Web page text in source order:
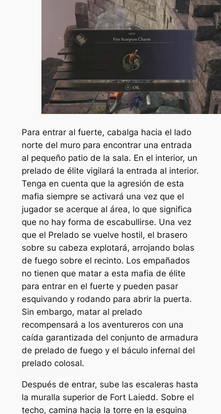
Para entrar al fuerte, cabalga hacia el lado
norte del muro para encontrar una entrada
al pequeño patio de la sala. En el interior, un
prelado de élite vigilará la entrada al interior.
Tenga en cuenta que la agresión de esta
mafia siempre se activará una vez que el
jugador se acerque al área, lo que significa
que no hay forma de escabullirse. Una vez
que el Prelado se vuelve hostil, el brasero
sobre su cabeza explotará, arrojando bolas
de fuego sobre el recinto. Los empañados
no tienen que matar a esta mafia de élite
para entrar en el fuerte y pueden pasar
esquivando y rodando para abrir la puerta.
Sin embargo, matar al prelado
recompensará a los aventureros con una
caída garantizada del conjunto de armadura
de prelado de fuego y el báculo infernal del
prelado colosal.
Después de entrar, sube las escaleras hasta
la muralla superior de Fort Laiedd. Sobre el
techo, camina hacia la torre en la esquina